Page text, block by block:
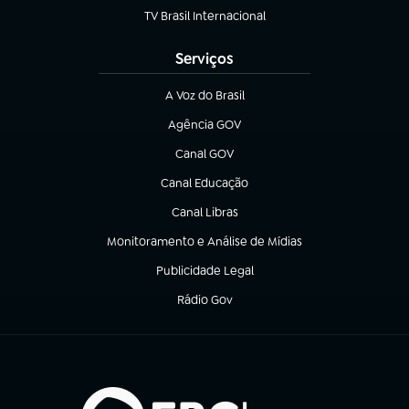
TV Brasil Internacional
(abre em nova aba)
Serviços
A Voz do Brasil
(abre em nova aba)
Agência GOV
(abre em nova aba)
Canal GOV
(abre em nova aba)
Canal Educação
(abre em nova aba)
Canal Libras
(abre em nova aba)
Monitoramento e Análise de Mídias
(abre em nova aba)
Publicidade Legal
(abre em nova aba)
Rádio Gov
(abre em nova aba)